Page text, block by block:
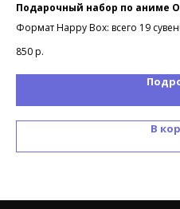
Подарочный набор по аниме
Формат Happy Box: всего 19
850р.
В